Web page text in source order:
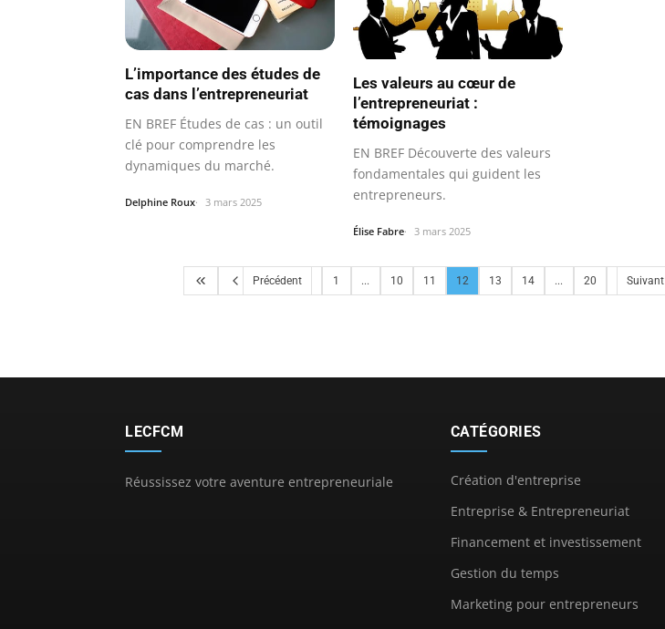
L’importance des études de
cas dans l’entrepreneuriat
EN BREF Études de cas : un outil
clé pour comprendre les
dynamiques du marché.
Delphine Roux 3 mars 2025
Les valeurs au cœur de
l’entrepreneuriat :
témoignages
EN BREF Découverte des valeurs
fondamentales qui guident les
entrepreneurs.
Élise Fabre 3 mars 2025
Précédent 1 ... 10 11 12 13 14 ... 20 Suivant
LECFCM
Réussissez votre aventure entrepreneuriale
CATÉGORIES
Création d'entreprise
Entreprise & Entrepreneuriat
Financement et investissement
Gestion du temps
Marketing pour entrepreneurs